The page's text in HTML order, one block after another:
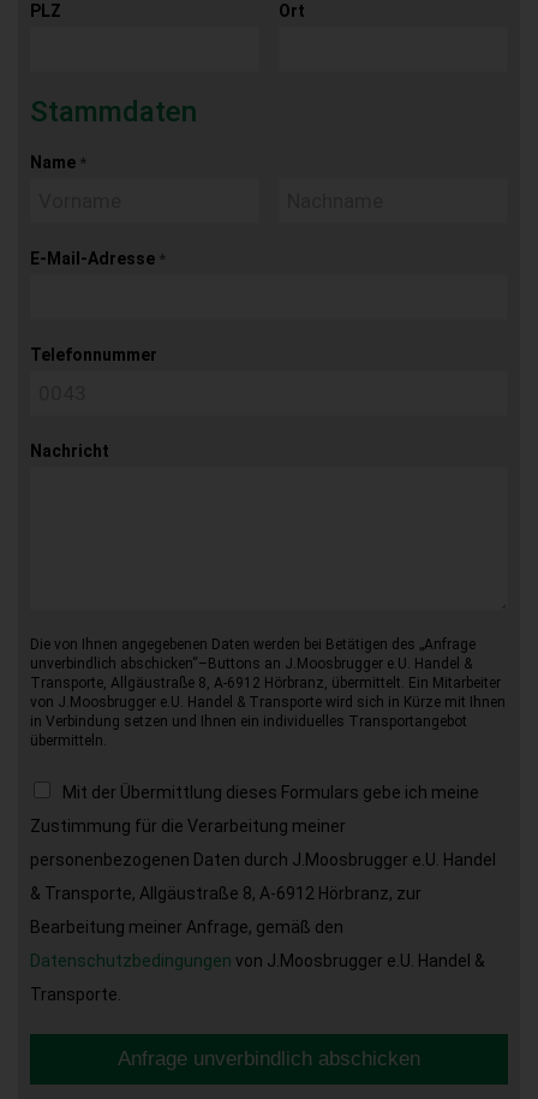
PLZ Ort
Stammdaten
Name *
E-Mail-Adresse *
Telefonnummer
Nachricht
Die von Ihnen angegebenen Daten werden bei Betätigen des „Anfrage
unverbindlich abschicken“–Buttons an J.Moosbrugger e.U. Handel &
Transporte, Allgäustraße 8, A-6912 Hörbranz, übermittelt. Ein Mitarbeiter
von J.Moosbrugger e.U. Handel & Transporte wird sich in Kürze mit Ihnen
in Verbindung setzen und Ihnen ein individuelles Transportangebot
übermitteln.
Mit der Übermittlung dieses Formulars gebe ich meine
Zustimmung für die Verarbeitung meiner
personenbezogenen Daten durch J.Moosbrugger e.U. Handel
& Transporte, Allgäustraße 8, A-6912 Hörbranz, zur
Bearbeitung meiner Anfrage, gemäß den
Datenschutzbedingungen von J.Moosbrugger e.U. Handel &
Transporte.
Anfrage unverbindlich abschicken